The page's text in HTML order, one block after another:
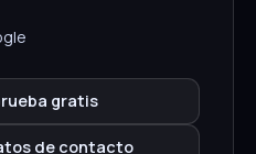
gratis
de contacto